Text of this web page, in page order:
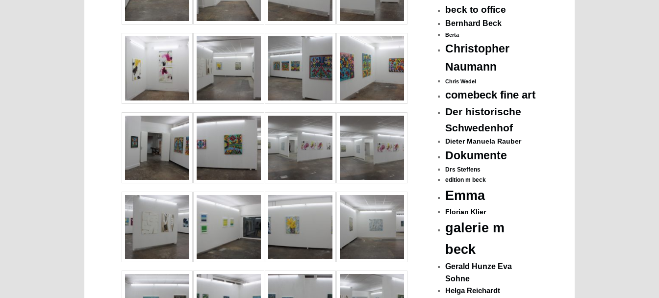
beck to office
Bernhard Beck
Berta
Christopher
Naumann
Chris Wedel
comebeck fine art
Der historische
Schwedenhof
Dieter Manuela Rauber
Dokumente
Drs Steffens
edition m beck
Emma
Florian Klier
galerie m
beck
Gerald Hunze Eva
Sohne
Helga Reichardt